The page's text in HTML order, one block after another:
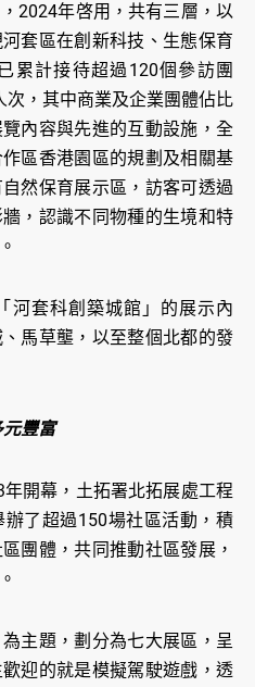
2024年啓用，共有三層，以
套區在創新科技、生態保育
累計接待超過120個參訪團
，其中商業及企業團體佔比
內容與先進的互動設施，全
區香港園區的規劃及相關基
然保育展示區，訪客可透過
，認識不同物種的生境和特
河套科創築城館」的展示內
馬草壟，以至整個北都的發
豐富
開幕，土拓署北拓展處工程
了超過150場社區活動，積
團體，共同推動社區發展，
主題，劃分為七大展區，呈
迎的就是模擬駕駛遊戲，透